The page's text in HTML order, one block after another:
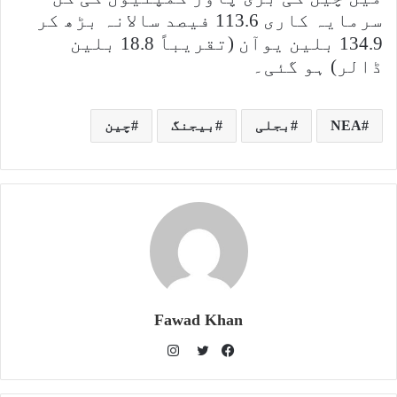
سرمایہ کاری 113.6 فیصد سالانہ بڑھ کر
134.9 بلین یوآن (تقریباً 18.8 بلین
ڈالر) ہو گئی۔
NEA بجلی بیجنگ چین
Fawad Khan
s